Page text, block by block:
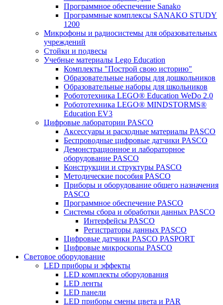
Программное обеспечение Sanako
Программные комплексы SANAKO STUDY
1200
Микрофоны и радиосистемы для образовательных
учреждений
Стойки и подвесы
Учебные материалы Lego Education
Комплекты "Построй свою историю"
Образовательные наборы для дошкольников
Образовательные наборы для школьников
Робототехника LEGO® Education WeDo 2.0
Робототехника LEGO® MINDSTORMS®
Education EV3
Цифровые лаборатории PASCO
Аксессуары и расходные материалы PASCO
Беспроводные цифровые датчики PASCO
Демонстрационное и лабораторное
оборудование PASCO
Конструкции и структуры PASCO
Методические пособия PASCO
Приборы и оборудование общего назначения
PASCO
Программное обеспечение PASCO
Системы сбора и обработки данных PASCO
Интерфейсы PASCO
Регистраторы данных PASCO
Цифровые датчики PASCO PASPORT
Цифровые микроскопы PASCO
Световое оборудование
LED приборы и эффекты
LED комплекты оборудования
LED ленты
LED панели
LED приборы смены цвета и PAR